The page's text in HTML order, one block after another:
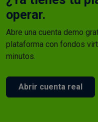
operar.
Abre una cuenta demo
plataforma con fondos
minutos.
Abrir cuenta real